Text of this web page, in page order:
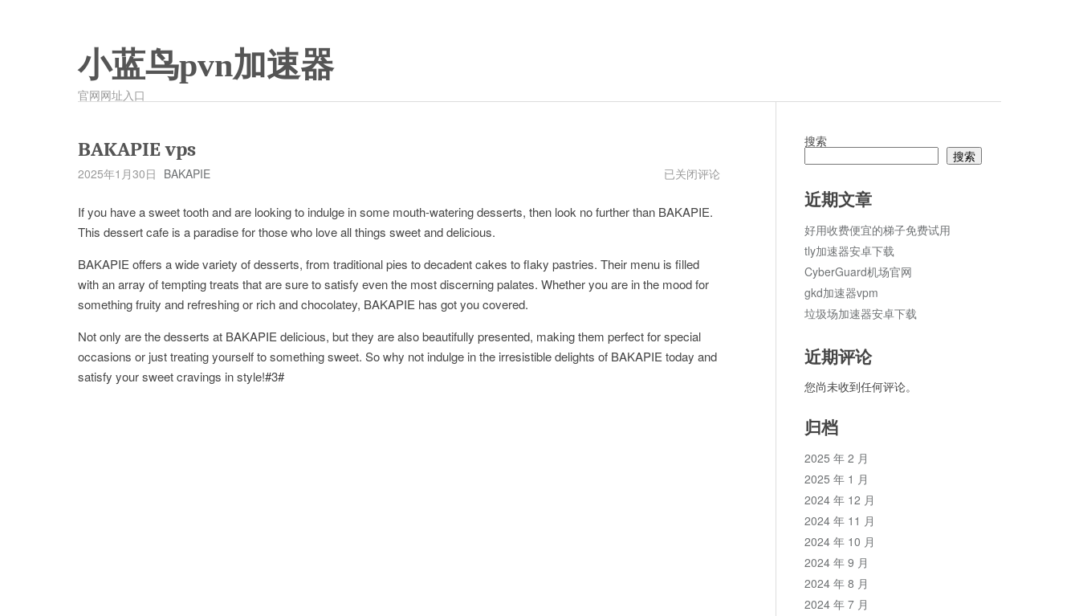
小蓝鸟pvn加速器
官网网址入口
BAKAPIE vps
2025年1月30日 BAKAPIE
BAKAPIE
已关闭评论
If you have a sweet tooth and are looking to indulge in some mouth-watering desserts, then look no further than BAKAPIE.
This dessert cafe is a paradise for those who love all things sweet and delicious.
BAKAPIE offers a wide variety of desserts, from traditional pies to decadent cakes to flaky pastries. Their menu is filled
with an array of tempting treats that are sure to satisfy even the most discerning palates. Whether you are in the mood for
something fruity and refreshing or rich and chocolatey, BAKAPIE has got you covered.
Not only are the desserts at BAKAPIE delicious, but they are also beautifully presented, making them perfect for special
occasions or just treating yourself to something sweet. So why not indulge in the irresistible delights of BAKAPIE today and
satisfy your sweet cravings in style!#3#
搜索
搜索
近期文章
好用收费便宜的梯子免费试用
tly加速器安卓下载
CyberGuard机场官网
gkd加速器vpm
垃圾场加速器安卓下载
近期评论
您尚未收到任何评论。
归档
2025 年 2 月
2025 年 1 月
2024 年 12 月
2024 年 11 月
2024 年 10 月
2024 年 9 月
2024 年 8 月
2024 年 7 月